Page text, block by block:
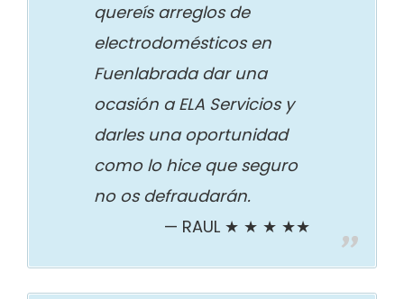
quereís arreglos de
electrodomésticos en
Fuenlabrada dar una
ocasión a ELA Servicios y
darles una oportunidad
como lo hice que seguro
no os defraudarán.
RAUL ★ ★ ★ ★★